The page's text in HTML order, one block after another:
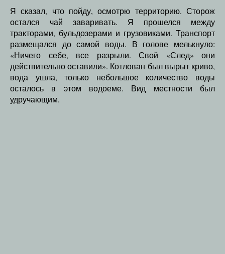
Я сказал, что пойду, осмотрю территорию. Сторож
остался чай заваривать. Я прошелся между
тракторами, бульдозерами и грузовиками. Транспорт
размещался до самой воды. В голове мелькнуло:
«Ничего себе, все разрыли. Свой «След» они
действительно оставили». Котлован был вырыт криво,
вода ушла, только небольшое количество воды
осталось в этом водоеме. Вид местности был
удручающим.